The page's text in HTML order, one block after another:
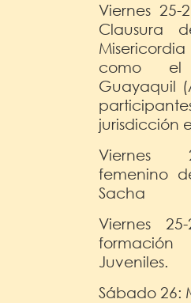
Viernes 25-
Clausura
como el
Guayaquil
jurisdicción
Viernes
femenino
Sacha
Viernes
Juveniles.
Sábado 26: